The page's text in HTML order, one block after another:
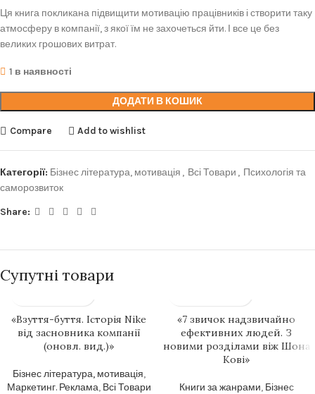
Ця книга покликана підвищити мотивацію працівників і створити таку
атмосферу в компанії, з якої їм не захочеться йти. І все це без
великих грошових витрат.
1 в наявності
ДОДАТИ В КОШИК
Compare Add to wishlist
Категорії: Бізнес література, мотивація , Всі Товари , Психологія та
саморозвиток
Share:
Супутні товари
«Взуття-буття. Історія Nike
від засновника компанії
(оновл. вид.)»
Бізнес література, мотивація,
Маркетинг. Реклама, Всі Товари
«7 звичок надзвичайно
ефективних людей. З
новими розділами віж Шона
Кові»
Книги за жанрами, Бізнес